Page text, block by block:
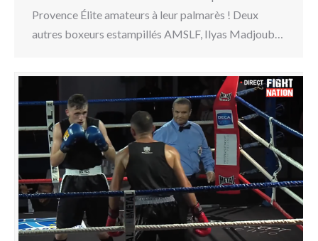
Provence Élite amateurs à leur palmarès ! Deux
autres boxeurs estampillés AMSLF, Ilyas Madjoub…